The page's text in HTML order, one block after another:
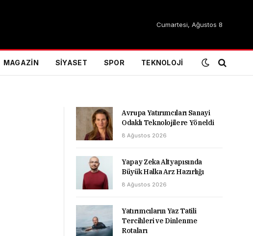
Cumartesi, Ağustos 8
MAGAZIN SIYASET SPOR TEKNOLOJI
Avrupa Yatırımcıları Sanayi
Odaklı Teknolojilere Yöneldi
8 Ağustos 2026
Yapay Zeka Altyapısında
Büyük Halka Arz Hazırlığı
8 Ağustos 2026
Yatırımcıların Yaz Tatili
Tercihleri ve Dinlenme
Rotaları